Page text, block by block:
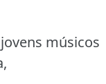
músicos